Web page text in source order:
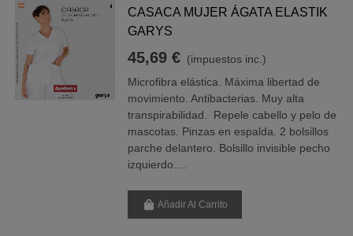
CASACA MUJER ÁGATA ELASTIK
GARYS
45,69 € (impuestos inc.)
Microfibra elástica. Máxima libertad de
movimiento. Antibacterias. Muy alta
transpirabilidad. Repele cabello y pelo de
mascotas. Pinzas en espalda. 2 bolsillos
parche delantero. Bolsillo invisible pecho
izquierdo....
Añadir Al Carrito